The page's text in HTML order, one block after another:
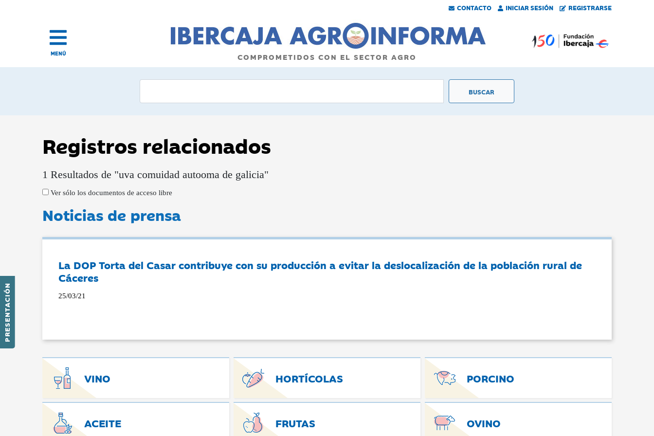
CONTACTO INICIAR SESIÓN REGISTRARSE
PRESENTACIÓN
MENÚ COMPROMETIDOS CON EL SECTOR AGRO
Registros relacionados
1 Resultados de "uva comuidad autooma de galicia"
Ver sólo los documentos de acceso libre
Noticias de prensa
La DOP Torta del Casar contribuye con su producción a evitar la deslocalización de la población rural de
Cáceres
25/03/21
VINO HORTÍCOLAS PORCINO
ACEITE FRUTAS OVINO